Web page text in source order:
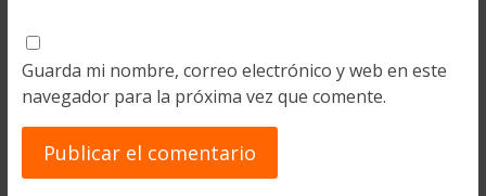
Guarda mi nombre, correo electrónico y web en este
navegador para la próxima vez que comente.